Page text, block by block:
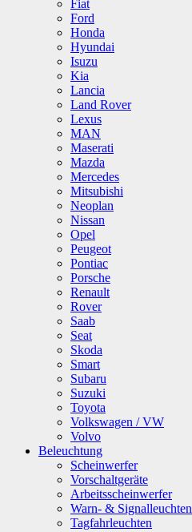
Fiat
Ford
Honda
Hyundai
Isuzu
Kia
Lancia
Land Rover
Lexus
MAN
Maserati
Mazda
Mercedes
Mitsubishi
Neoplan
Nissan
Opel
Peugeot
Pontiac
Porsche
Renault
Rover
Saab
Seat
Skoda
Smart
Subaru
Suzuki
Toyota
Volkswagen / VW
Volvo
Beleuchtung
Scheinwerfer
Vorschaltgeräte
Arbeitsscheinwerfer
Warn- & Signalleuchten
Tagfahrleuchten